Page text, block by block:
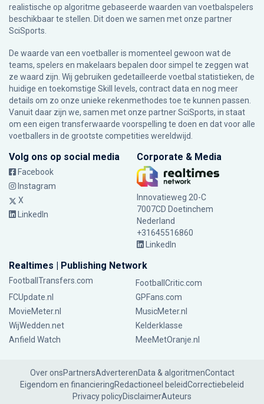
realistische op algoritme gebaseerde waarden van voetbalspelers
beschikbaar te stellen. Dit doen we samen met onze partner
SciSports
De waarde van een voetballer is momenteel gewoon wat de
teams, spelers en makelaars bepalen door simpel te zeggen wat
ze waard zijn. Wij gebruiken gedetailleerde voetbal statistieken, de
huidige en toekomstige Skill levels, contract data en nog meer
details om zo onze unieke rekenmethodes toe te kunnen passen.
Vanuit daar zijn we, samen met onze partner SciSports, in staat
om een eigen transferwaarde voorspelling te doen en dat voor alle
voetballers in de grootste competities wereldwijd.
Volg ons op social media
Facebook
Instagram
X
LinkedIn
Corporate & Media
Innovatieweg 20-C
7007CD Doetinchem
Nederland
+31645516860
LinkedIn
Realtimes | Publishing Network
FootballTransfers.com
FootballCritic.com
FCUpdate.nl
GPFans.com
MovieMeter.nl
MusicMeter.nl
WijWedden.net
Kelderklasse
Anfield Watch
MeeMetOranje.nl
Over onsPartnersAdverterenData & algoritmenContact
Eigendom en financieringRedactioneel beleidCorrectiebeleid
Privacy policyDisclaimerAuteurs